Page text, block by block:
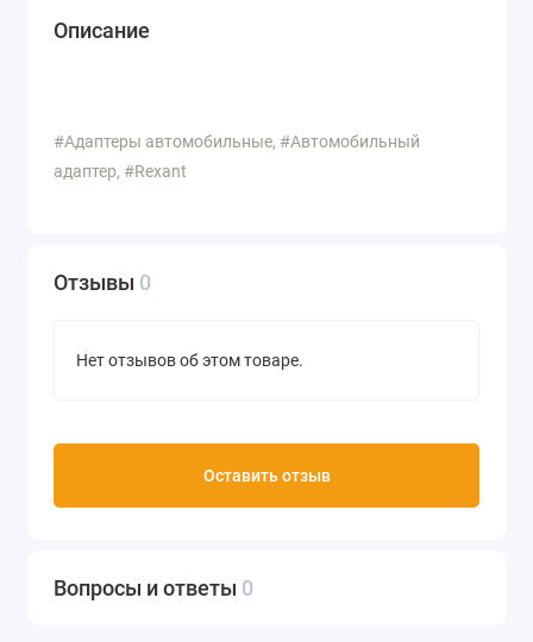
Описание
#Адаптеры автомобильные, #Автомобильный
адаптер, #Rexant
Отзывы 0
Нет отзывов об этом товаре.
Оставить отзыв
Вопросы и ответы 0